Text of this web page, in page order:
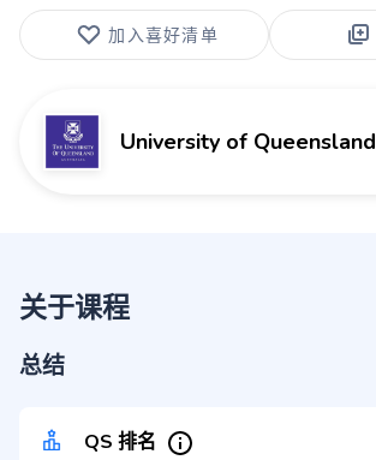
加入喜好清单
University of Queensland
关于课程
总结
QS 排名